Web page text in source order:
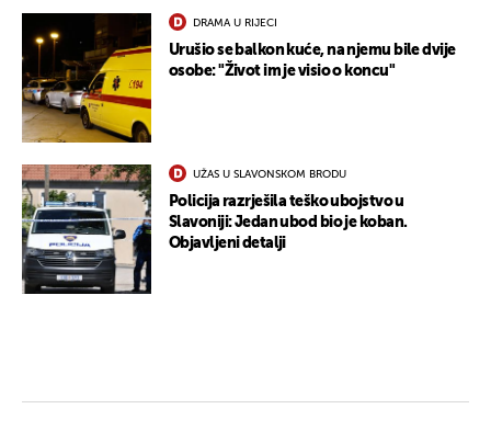
DRAMA U RIJECI
Urušio se balkon kuće, na njemu bile dvije
osobe: "Život im je visio o koncu"
UŽAS U SLAVONSKOM BRODU
Policija razrješila teško ubojstvo u
Slavoniji: Jedan ubod bio je koban.
Objavljeni detalji